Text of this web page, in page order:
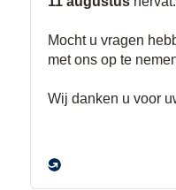
Switches /
Shop Now▶